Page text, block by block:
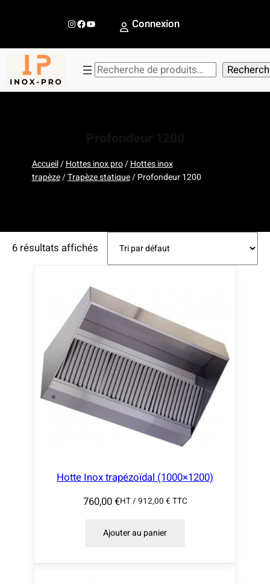
InstagramFacebook YouTube Connexion
R
c
h
Accueil/Hottes inox pro/Hottes inox
trapèze/Trapèze statique/ Profondeur 1200
6 résultats affichés
Hotte Inox trapézoïdal (1000×1200)
760,00€HT / 912,00 € TTC
Ajouter au panier